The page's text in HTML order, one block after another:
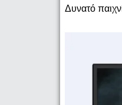
Δυνατό